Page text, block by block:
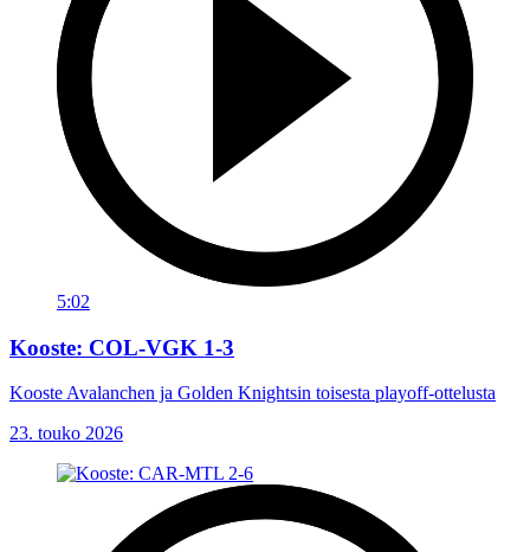
5:02
Kooste: COL-VGK 1-3
Kooste Avalanchen ja Golden Knightsin toisesta playoff-ottelusta
23. touko 2026